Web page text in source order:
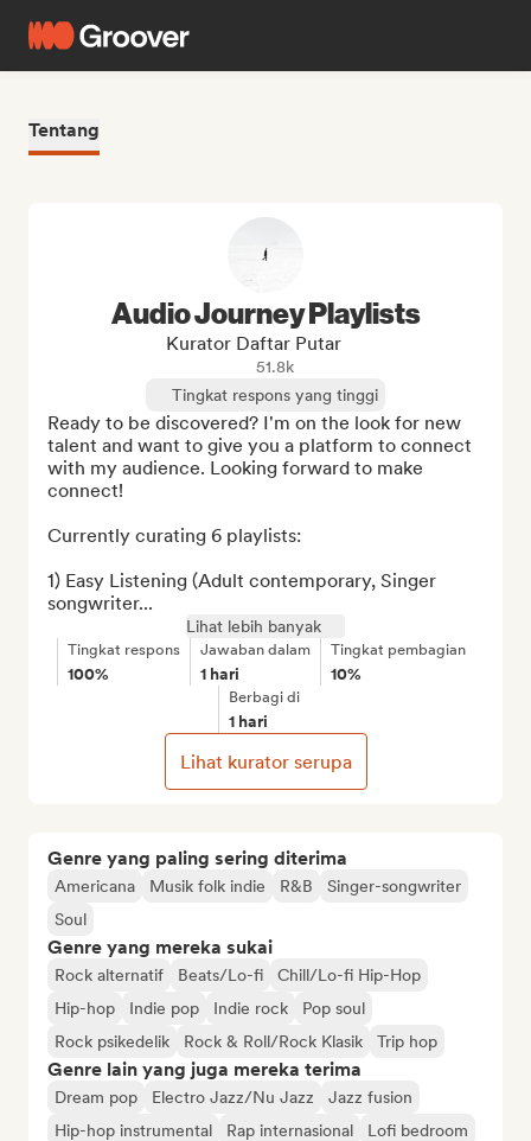
Tentang
Genre yang paling sering diterima
Americana Musik folk indie R&B
Singer-songwriter
Soul
Genre yang mereka sukai
Rock alternatif Beats/Lo-fi
Chill/Lo-fi Hip-Hop
Hip-hop
Indie pop Indie rock
Pop soul
Rock psikedelik
Rock & Roll/Rock Klasik Trip hop
Genre lain yang juga mereka terima
Dream pop Electro Jazz/Nu Jazz
Jazz fusion
Hip-hop instrumental
Rap internasional
Lofi bedroom
Audio Journey Playlists
Kurator Daftar Putar
51.8k
Tingkat respons yang tinggi
Ready to be discovered? I'm on the look for new
talent and want to give you a platform to connect
with my audience. Looking forward to make
connect!
Currently curating 6 playlists:
1) Easy Listening (Adult contemporary, Singer
songwriter...
Lihat lebih banyak
Tingkat respons
100%
Jawaban dalam
1 hari
Tingkat pembagian
10%
Berbagi di
1 hari
Lihat kurator serupa